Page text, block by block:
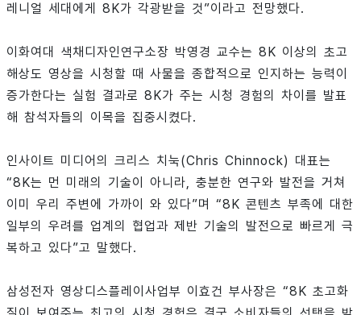
레니얼 세대에게 8K가 각광받을 것”이라고 전망했다.
이화여대 색채디자인연구소장 박영경 교수는 8K 이상의 초고
해상도 영상을 시청할 때 사물을 종합적으로 인지하는 능력이
증가한다는 실험 결과로 8K가 주는 시청 경험의 차이를 발표
해 참석자들의 이목을 집중시켰다.
인사이트 미디어의 크리스 치눅(Chris Chinnock) 대표는
“8K는 먼 미래의 기술이 아니라, 충분한 연구와 발전을 거쳐
이미 우리 주변에 가까이 와 있다”며 “8K 콘텐츠 부족에 대한
일부의 우려를 업계의 협업과 제반 기술의 발전으로 빠르게 극
복하고 있다”고 말했다.
삼성전자 영상디스플레이사업부 이효건 부사장은 “8K 초고화